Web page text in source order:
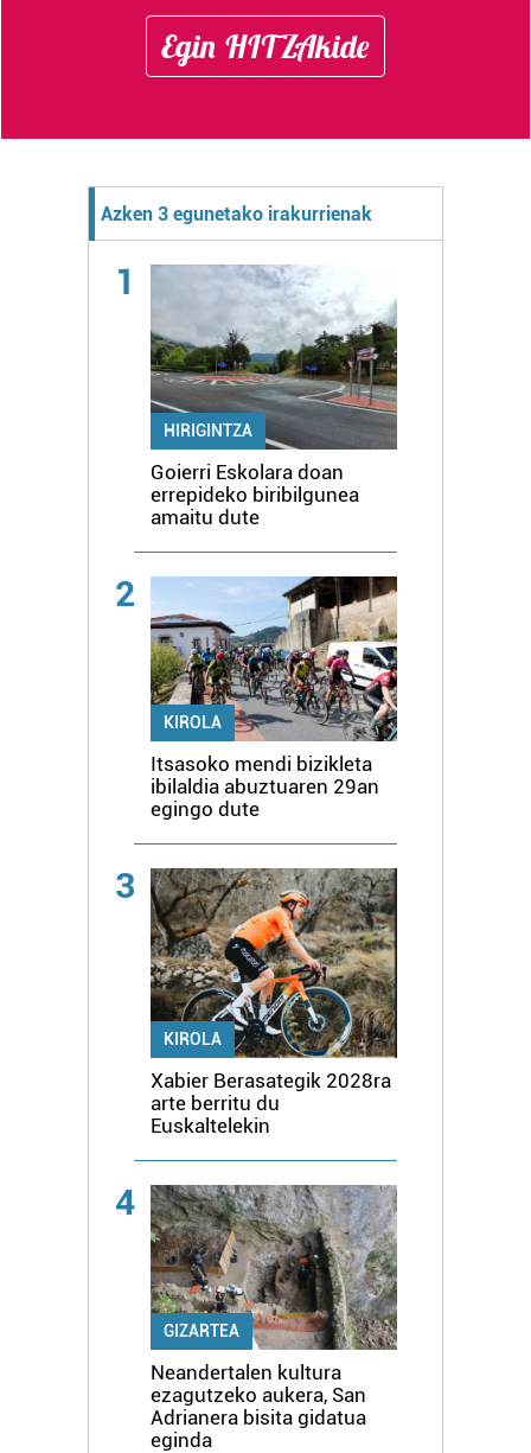
Egin HITZAkide
Azken 3 egunetako irakurrienak
1
HIRIGINTZA
Goierri Eskolara doan
errepideko biribilgunea
amaitu dute
2
KIROLA
Itsasoko mendi bizikleta
ibilaldia abuztuaren 29an
egingo dute
3
KIROLA
Xabier Berasategik 2028ra
arte berritu du
Euskaltelekin
4
GIZARTEA
Neandertalen kultura
ezagutzeko aukera, San
Adrianera bisita gidatua
eginda